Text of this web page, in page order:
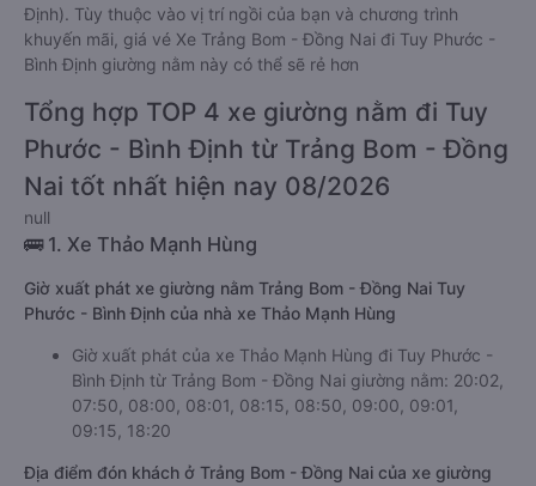
Định). Tùy thuộc vào vị trí ngồi của bạn và chương trình
khuyến mãi, giá vé Xe Trảng Bom - Đồng Nai đi Tuy Phước -
Bình Định giường nằm này có thể sẽ rẻ hơn
Tổng hợp TOP 4 xe giường nằm đi Tuy
Phước - Bình Định từ Trảng Bom - Đồng
Nai tốt nhất hiện nay 08/2026
null
🚌 1. Xe Thảo Mạnh Hùng
Giờ xuất phát xe giường nằm Trảng Bom - Đồng Nai Tuy
Phước - Bình Định của nhà xe Thảo Mạnh Hùng
Giờ xuất phát của xe Thảo Mạnh Hùng đi Tuy Phước -
Bình Định từ Trảng Bom - Đồng Nai giường nằm: 20:02,
07:50, 08:00, 08:01, 08:15, 08:50, 09:00, 09:01,
09:15, 18:20
Địa điểm đón khách ở Trảng Bom - Đồng Nai của xe giường